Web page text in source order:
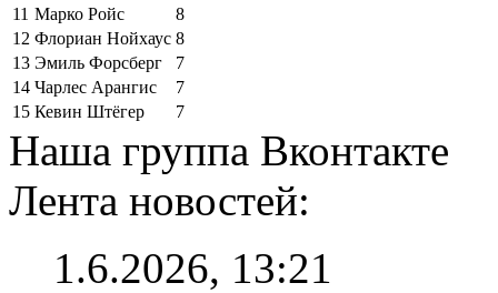
11 Марко Ройс
8
12 Флориан Нойхаус 8
13 Эмиль Форсберг
7
14 Чарлес Арангис
7
15 Кевин Штёгер 7
Наша группа Вконтакте
Лента новостей:
1.6.2026, 13:21